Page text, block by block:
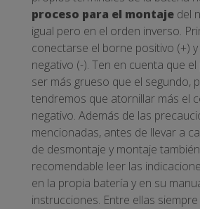
proceso para el montaje del
igual pero en el orden inverso.
conectarse el borne positivo (+) y
negativo (-). Ten en cuenta que
ser más grueso que el segundo,
tendremos que atornillar más el
negativo. Además de las
mencionadas, antes de llevar a
de desmontaje y montaje
recomendable leer las
en la propia batería y en su
instrucciones. Entre ellas